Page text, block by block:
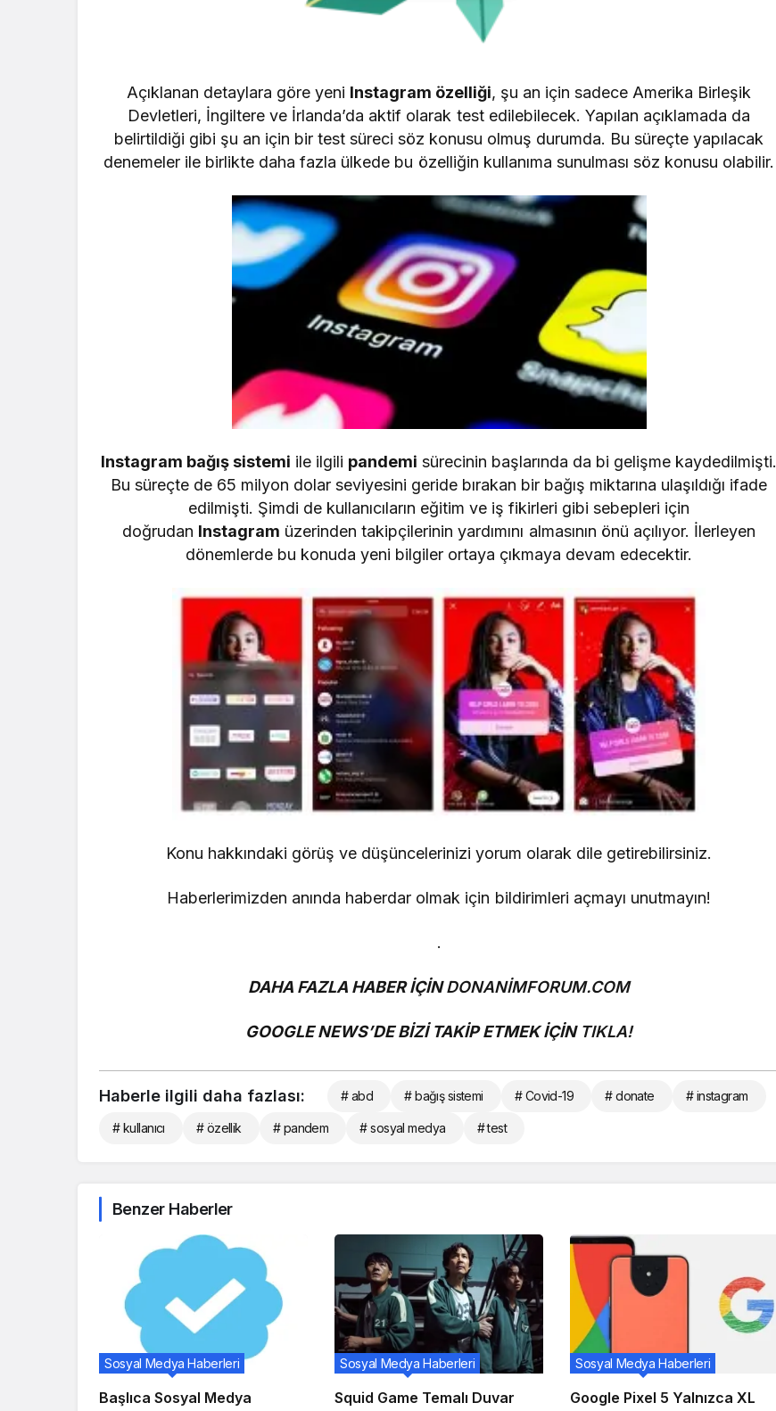
Açıklanan detaylara göre yeni Instagram özelliği, şu an için sadece Amerika Birleşik
Devletleri, İngiltere ve İrlanda’da aktif olarak test edilebilecek. Yapılan açıklamada da
belirtildiği gibi şu an için bir test süreci söz konusu olmuş durumda. Bu süreçte yapılacak
denemeler ile birlikte daha fazla ülkede bu özelliğin kullanıma sunulması söz konusu olabilir.
Instagram bağış sistemi ile ilgili pandemi sürecinin başlarında da bi gelişme kaydedilmişti.
Bu süreçte de 65 milyon dolar seviyesini geride bırakan bir bağış miktarına ulaşıldığı ifade
edilmişti. Şimdi de kullanıcıların eğitim ve iş fikirleri gibi sebepleri için
doğrudan Instagram üzerinden takipçilerinin yardımını almasının önü açılıyor. İlerleyen
dönemlerde bu konuda yeni bilgiler ortaya çıkmaya devam edecektir.
Konu hakkındaki görüş ve düşüncelerinizi yorum olarak dile getirebilirsiniz.
Haberlerimizden anında haberdar olmak için bildirimleri açmayı unutmayın!
.
DAHA FAZLA HABER İÇİNDONANİMFORUM.COM
GOOGLE NEWS’DE BİZİ TAKİP ETMEK İÇİN TIKLA!
Haberle ilgili daha fazlası: # abd # bağış sistemi # Covid-19 # donate # instagram
# kullanıcı # özellik # pandem # sosyal medya # test
Benzer Haberler
Başlıca Sosyal Medya
Sosyal Medya Haberleri
Squid Game Temalı Duvar
Sosyal Medya Haberleri
Google Pixel 5 Yalnızca XL
Sosyal Medya Haberleri